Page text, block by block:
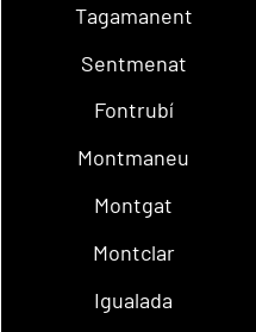
Tagamanent
Sentmenat
Fontrubí
Montmaneu
Montgat
Montclar
Igualada